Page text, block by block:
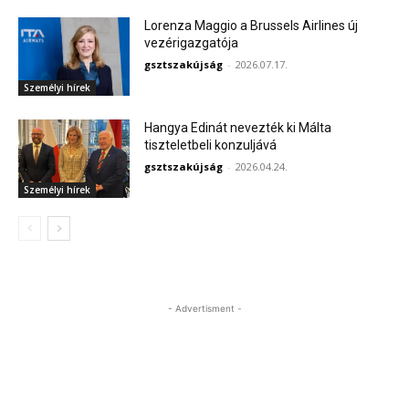
Személyi hírek
Lorenza Maggio a Brussels Airlines új
vezérigazgatója
gsztszakújság - 2026.07.17.
Személyi hírek
Hangya Edinát nevezték ki Málta
tiszteletbeli konzuljává
gsztszakújság - 2026.04.24.
- Advertisment -